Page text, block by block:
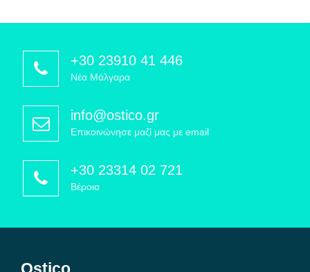
+30 23910 41 446
Νέα Μάλγαρα
info@ostico.gr
Επικοινώνησε μαζί μας με email
+30 23314 02 721
Βέροια
Ostico